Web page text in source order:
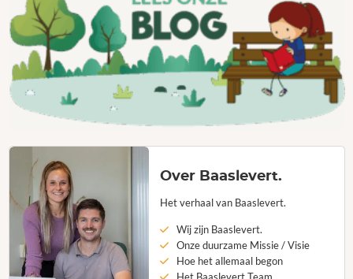
Over Baaslevert.
Het verhaal van Baaslevert.
Wij zijn Baaslevert.
Onze duurzame Missie / Visie
Hoe het allemaal begon